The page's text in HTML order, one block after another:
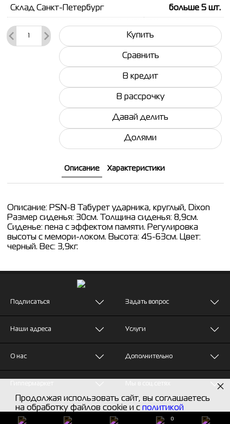
Склад Санкт-Петербург больше 5 шт.
Купить
Сравнить
В кредит
В рассрочку
Давай делить
Долями
Описание Характеристики
Описание: PSN-8 Табурет ударника, круглый, Dixon
Размер сиденья: 30см. Толщина сиденья: 8,9см.
Сиденье: пена с эффектом памяти. Регулировка
высоты с мемори-локом. Высота: 45-63см. Цвет:
черный. Вес: 3,9кг.
Подписаться
Наши адреса
О нас
Задать вопрос
Услуги
Дополнительно
© MUZTON - Все права защищены
Продолжая использовать сайт, вы соглашаетесь
на обработку файлов cookie и с политикой
конфиденциальности
×
0